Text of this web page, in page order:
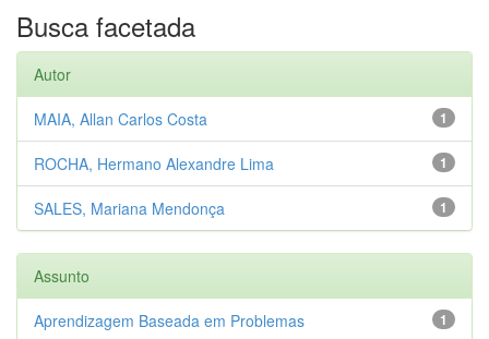
Busca facetada
Autor
1
MAIA, Allan Carlos Costa
1
ROCHA, Hermano Alexandre Lima
1
SALES, Mariana Mendonça
Assunto
1
Aprendizagem Baseada em Problemas